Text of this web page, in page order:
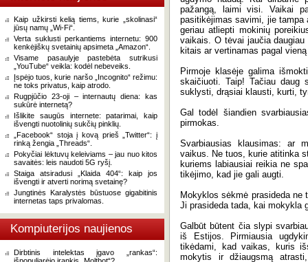
Kaip užkirsti kelią tiems, kurie „skolinasi“
jūsų namų „Wi-Fi“.
Verta suklusti perkantiems internetu: 900
kenkėjiškų svetainių apsimeta „Amazon“.
Visame pasaulyje pastebėta sutrikusi
„YouTube“ veikla: kodėl nebeveiks.
Įspėjo tuos, kurie naršo „Incognito“ režimu:
ne toks privatus, kaip atrodo.
Rugpjūčio 23-oji – internautų diena: kas
sukūrė internetą?
Išlikite saugūs internete: patarimai, kaip
išvengti nuotolinių sukčių pinklių.
„Facebook“ stoja į kovą prieš „Twitter“: į
rinką žengia „Threads“.
Pokyčiai lėktuvų keleiviams – jau nuo kitos
savaitės: leis naudoti 5G ryšį.
Staiga atsiradusi „Klaida 404“: kaip jos
išvengti ir atverti norimą svetainę?
Jungtinės Karalystės būstuose gigabitinis
internetas taps privalomas.
Kompiuterijos naujienos
Dirbtinis intelektas įgavo „rankas“:
pažangą, laimi visi. Vaikai
pasitikėjimas savimi, jie
geriau atliepti mokinių
vaikais. O tėvai jaučia
kitais ar vertinamas pagal
Pirmoje klasėje galima
skaičiuoti. Taip! Tačiau daug
suklysti, drąsiai klausti, kurti,
Gal todėl šiandien
pirmokas.
Svarbiausias klausimas: ar
vaikus. Ne tuos, kurie atitinka
kuriems labiausiai reikia ne
tikėjimo, kad jie gali augti.
Mokyklos sėkmė prasideda
Ji prasideda tada, kai mokykla
Galbūt būtent čia slypi
iš Estijos. Pirmiausia
tikėdami, kad vaikas, kuris
mokytis ir džiaugsmą